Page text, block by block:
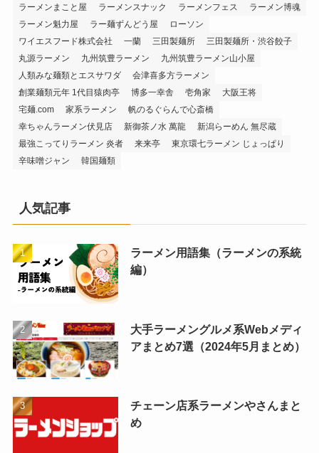
ラーメンまこと屋
ラーメンスナック ラーメンフェス
ラーメン博魂
ラーメン魁力屋
ラー麺ずんどう屋
ローソン
ワイエスフード株式会社
一蘭 三田製麺所
三田製麺所・渋谷餃子
丸源ラーメン
九州筑豊ラーメン
九州筑豊ラーメン山小屋
人類みな麺類とエスサワダ
会津喜多方ラーメン
創業麺類元年 1代目猿肉亭
博多一幸舎 壱角家
大阪王将
宅麺.com
家系ラーメン
帆のるぐらんで心斎橋
幸ちゃんラーメン伏見店
新御茶ノ水 萬龍
新潟らーめん 無尽蔵
最強こってりラーメン 炎者
来来亭
東京環七ラーメン じょっぱり
辛味噌ジャン
韓国麺類
人気記事
ラーメン用語集（ラーメンの系統
編）
大手ラーメングルメ系Webメディ
アまとめ7選（2024年5月まとめ）
チェーン店系ラーメンやさんまと
め